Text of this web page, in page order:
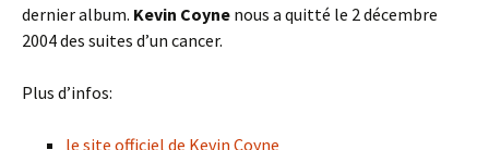
dernier album. Kevin Coyne nous a quitté le 2 décembre
2004 des suites d’un cancer.
Plus d’infos:
le site officiel de Kevin Coyne